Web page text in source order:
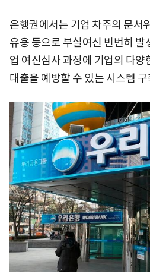
은행권에서는 기업 차주의 문서
유용 등으로 부실여신 빈번히 발
업 여신심사 과정에 기업의 다양
대출을 예방할 수 있는 시스템